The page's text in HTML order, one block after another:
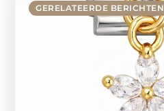
GERELATEERDE BERICHTEN